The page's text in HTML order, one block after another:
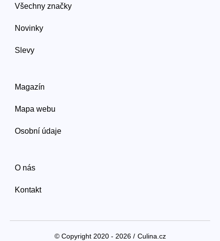
Všechny značky
Novinky
Slevy
Magazín
Mapa webu
Osobní údaje
O nás
Kontakt
© Copyright 2020 - 2026 / Culina.cz